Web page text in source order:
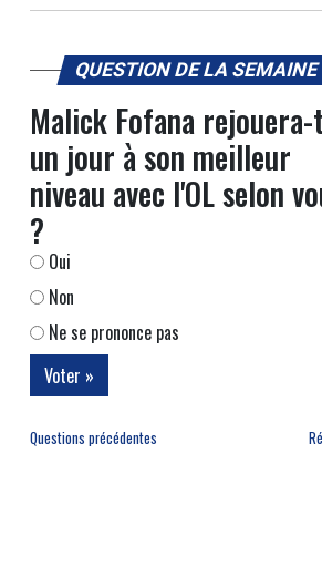
QUESTION DE LA SEMAINE
Malick Fofana
un jour à son meilleur
niveau avec l'OL selon
?
Oui
Non
Ne se prononce pas
Questions précédentes